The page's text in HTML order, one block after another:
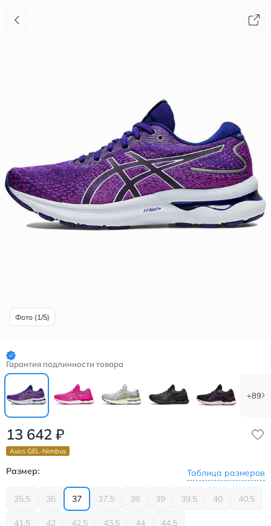
Фото (1/5)
Гарантия подлинности товара
+89
13 642 ₽
Asics GEL-Nimbus
Размер: Таблица размеров
35.5 36 37 37.5 38 39 39.5 40 40.5
41.5 42 42.5 43.5 44 44.5